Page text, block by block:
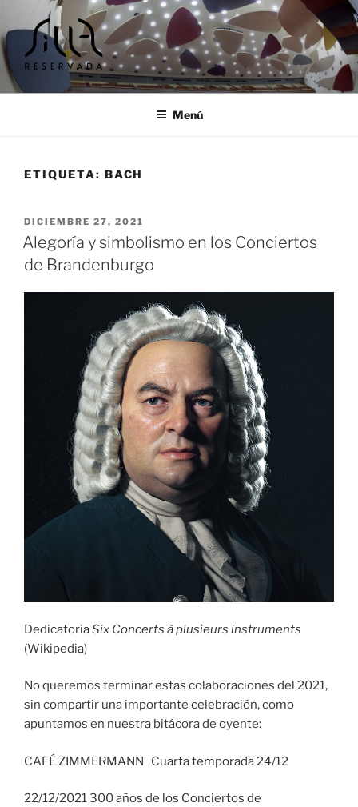
al
contenido
SILLA RESERVADA |
TALLERES Y ENCUENTROS
Cursos y encuentros musicales
Menú
ETIQUETA: BACH
PUBLICADO
EL
DICIEMBRE 27, 2021
Alegoría y simbolismo en los Conciertos
de Brandenburgo
DedicatoriaSix Concerts à plusieurs instruments
(Wikipedia)
No queremos terminar estas colaboraciones del 2021,
sin compartir una importante celebración, como
apuntamos en nuestra bitácora de oyente:
CAFÉ ZIMMERMANN Cuarta temporada 24/12
22/12/2021 300 años de los Conciertos de